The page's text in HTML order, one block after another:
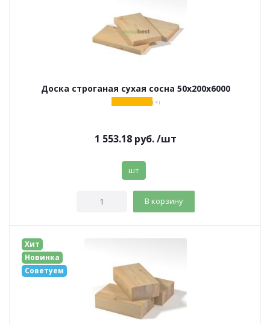
Доска строганая сухая сосна 50х200х6000
( 4 )
1 553.18руб. /шт
шт
В корзину
Хит
Новинка
Советуем